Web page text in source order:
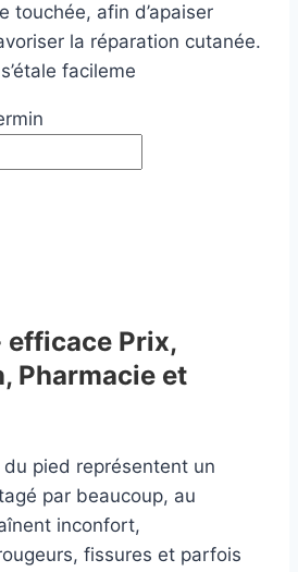
touchée, afin d’apaiser
la réparation cutanée.
facileme
efficace Prix,
Pharmacie et
pied représentent un
par beaucoup, au
inconfort,
fissures et parfois